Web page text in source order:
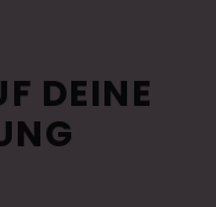
DEINE